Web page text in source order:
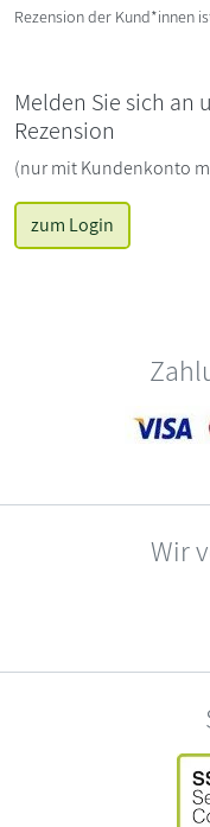
Rezension der Kund*innen
Melden Sie sich an
Rezension
(nur mit Kundenkonto
zum Login
Wir